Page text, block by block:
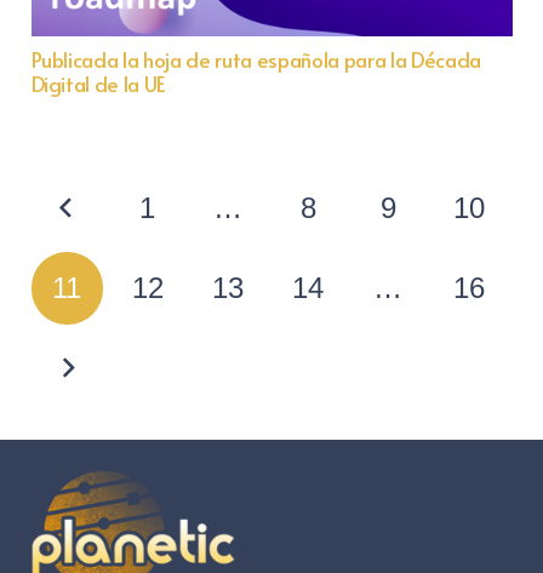
Publicada la hoja de ruta española para la Década
Digital de la UE
1 … 8 9 10
11 12 13 14 … 16